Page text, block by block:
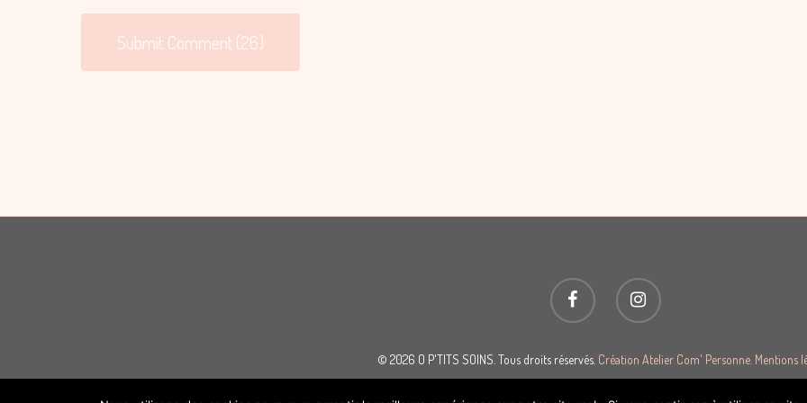
© 2026 O P'TITS SOINS. Tous droits réservés. Création Atelier Com' Personne. Mentions